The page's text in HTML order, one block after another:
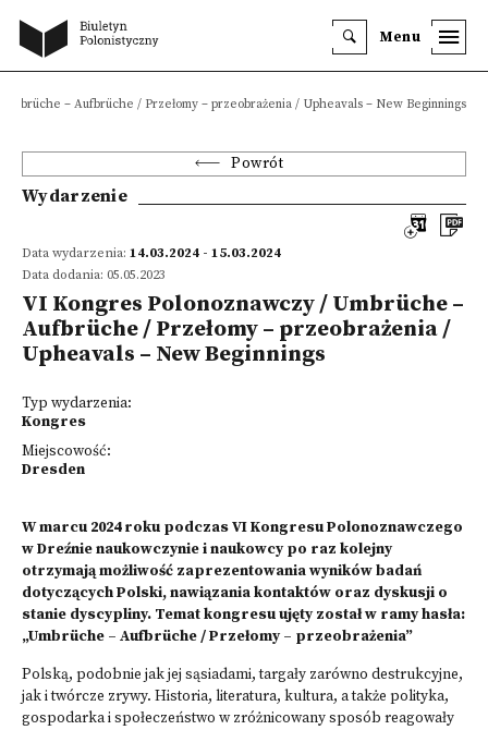
Menu
– Aufbrüche / Przełomy – przeobrażenia / Upheavals – New Beginnings
Powrót
Wydarzenie
Data wydarzenia: 14.03.2024 - 15.03.2024
Data dodania: 05.05.2023
VI Kongres Polonoznawczy / Umbrüche –
Aufbrüche / Przełomy – przeobrażenia /
Upheavals – New Beginnings
Typ wydarzenia:
Kongres
Miejscowość:
Dresden
W marcu 2024 roku podczas VI Kongresu Polonoznawczego
w Dreźnie naukowczynie i naukowcy po raz kolejny
otrzymają możliwość zaprezentowania wyników badań
dotyczących Polski, nawiązania kontaktów oraz dyskusji o
stanie dyscypliny. Temat kongresu ujęty został w ramy hasła:
„Umbrüche – Aufbrüche / Przełomy – przeobrażenia”
Polską, podobnie jak jej sąsiadami, targały zarówno destrukcyjne,
jak i twórcze zrywy. Historia, literatura, kultura, a także polityka,
gospodarka i społeczeństwo w zróżnicowany sposób reagowały